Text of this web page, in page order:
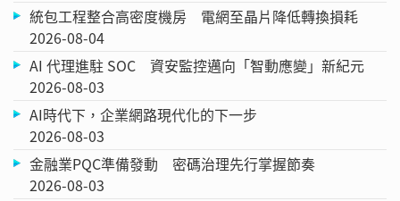
統包工程整合高密度機房 電網至晶片降低轉換損耗
2026-08-04
AI 代理進駐 SOC 資安監控邁向「智動應變」新紀元
2026-08-03
AI時代下，企業網路現代化的下一步
2026-08-03
金融業PQC準備發動 密碼治理先行掌握節奏
2026-08-03